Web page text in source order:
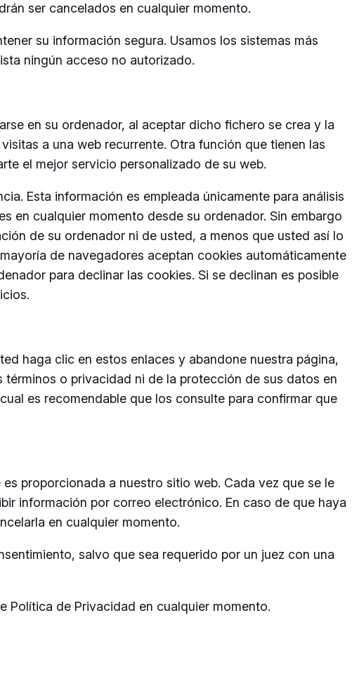
ser cancelados en cualquier momento.
su información segura. Usamos los sistemas más
ningún acceso no autorizado.
en su ordenador, al aceptar dicho fichero se crea y la
a una web recurrente. Otra función que tienen las
el mejor servicio personalizado de su web.
Esta información es empleada únicamente para análisis
en cualquier momento desde su ordenador. Sin embargo
de su ordenador ni de usted, a menos que usted así lo
de navegadores aceptan cookies automáticamente
para declinar las cookies. Si se declinan es posible
haga clic en estos enlaces y abandone nuestra página,
o privacidad ni de la protección de sus datos en
es recomendable que los consulte para confirmar que
proporcionada a nuestro sitio web. Cada vez que se le
información por correo electrónico. En caso de que haya
en cualquier momento.
salvo que sea requerido por un juez con una
Política de Privacidad en cualquier momento.